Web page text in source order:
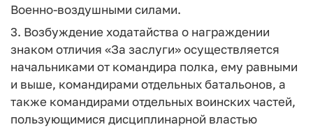
Военно-воздушными силами.
3. Возбуждение ходатайства о награждении
знаком отличия «За заслуги» осуществляется
начальниками от командира полка, ему равными
и выше, командирами отдельных батальонов, а
также командирами отдельных воинских частей,
пользующимися дисциплинарной властью